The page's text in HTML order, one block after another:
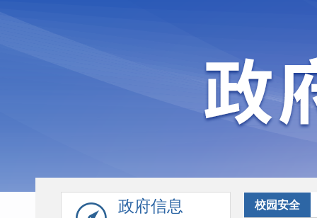
政府信息
校园安全